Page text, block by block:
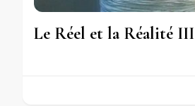
Le Réel et la Réalité III